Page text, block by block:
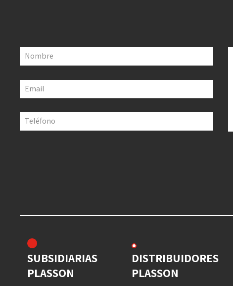
Nombre
Email
Teléfono
SUBSIDIARIAS
PLASSON
DISTRIBUIDORES
PLASSON